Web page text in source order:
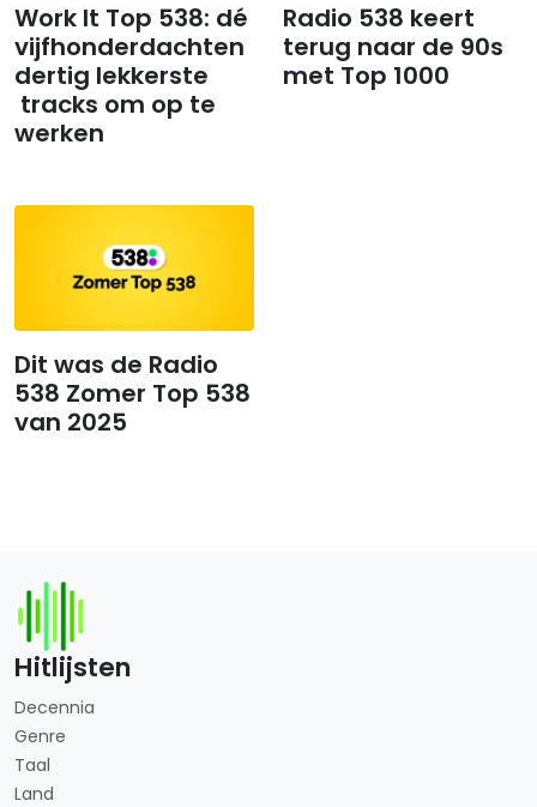
Work It Top 538: dé
vijfhonderdachten
dertig lekkerste
tracks om op te
werken
Radio 538 keert
terug naar de 90s
met Top 1000
Dit was de Radio
538 Zomer Top 538
van 2025
Hitlijsten
Decennia
Genre
Taal
Land